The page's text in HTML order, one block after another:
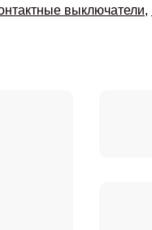
выключатели,